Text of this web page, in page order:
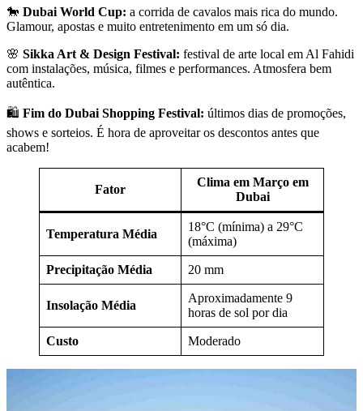
🐎 Dubai World Cup: a corrida de cavalos mais rica do mundo.
Glamour, apostas e muito entretenimento em um só dia.
🌸 Sikka Art & Design Festival: festival de arte local em Al Fahidi
com instalações, música, filmes e performances. Atmosfera bem
autêntica.
🛍️ Fim do Dubai Shopping Festival: últimos dias de promoções,
shows e sorteios. É hora de aproveitar os descontos antes que
acabem!
Fator
Clima em Março em
Dubai
Temperatura Média
18°C (mínima) a 29°C
(máxima)
Precipitação Média 20 mm
Insolação Média
Aproximadamente 9
horas de sol por dia
Custo Moderado